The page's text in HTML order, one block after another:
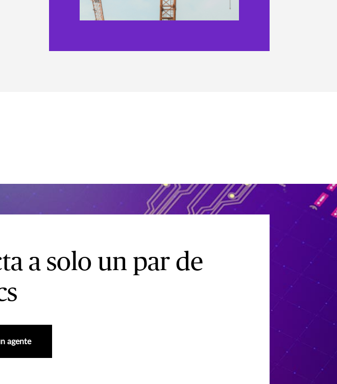
a solo un par de
agente